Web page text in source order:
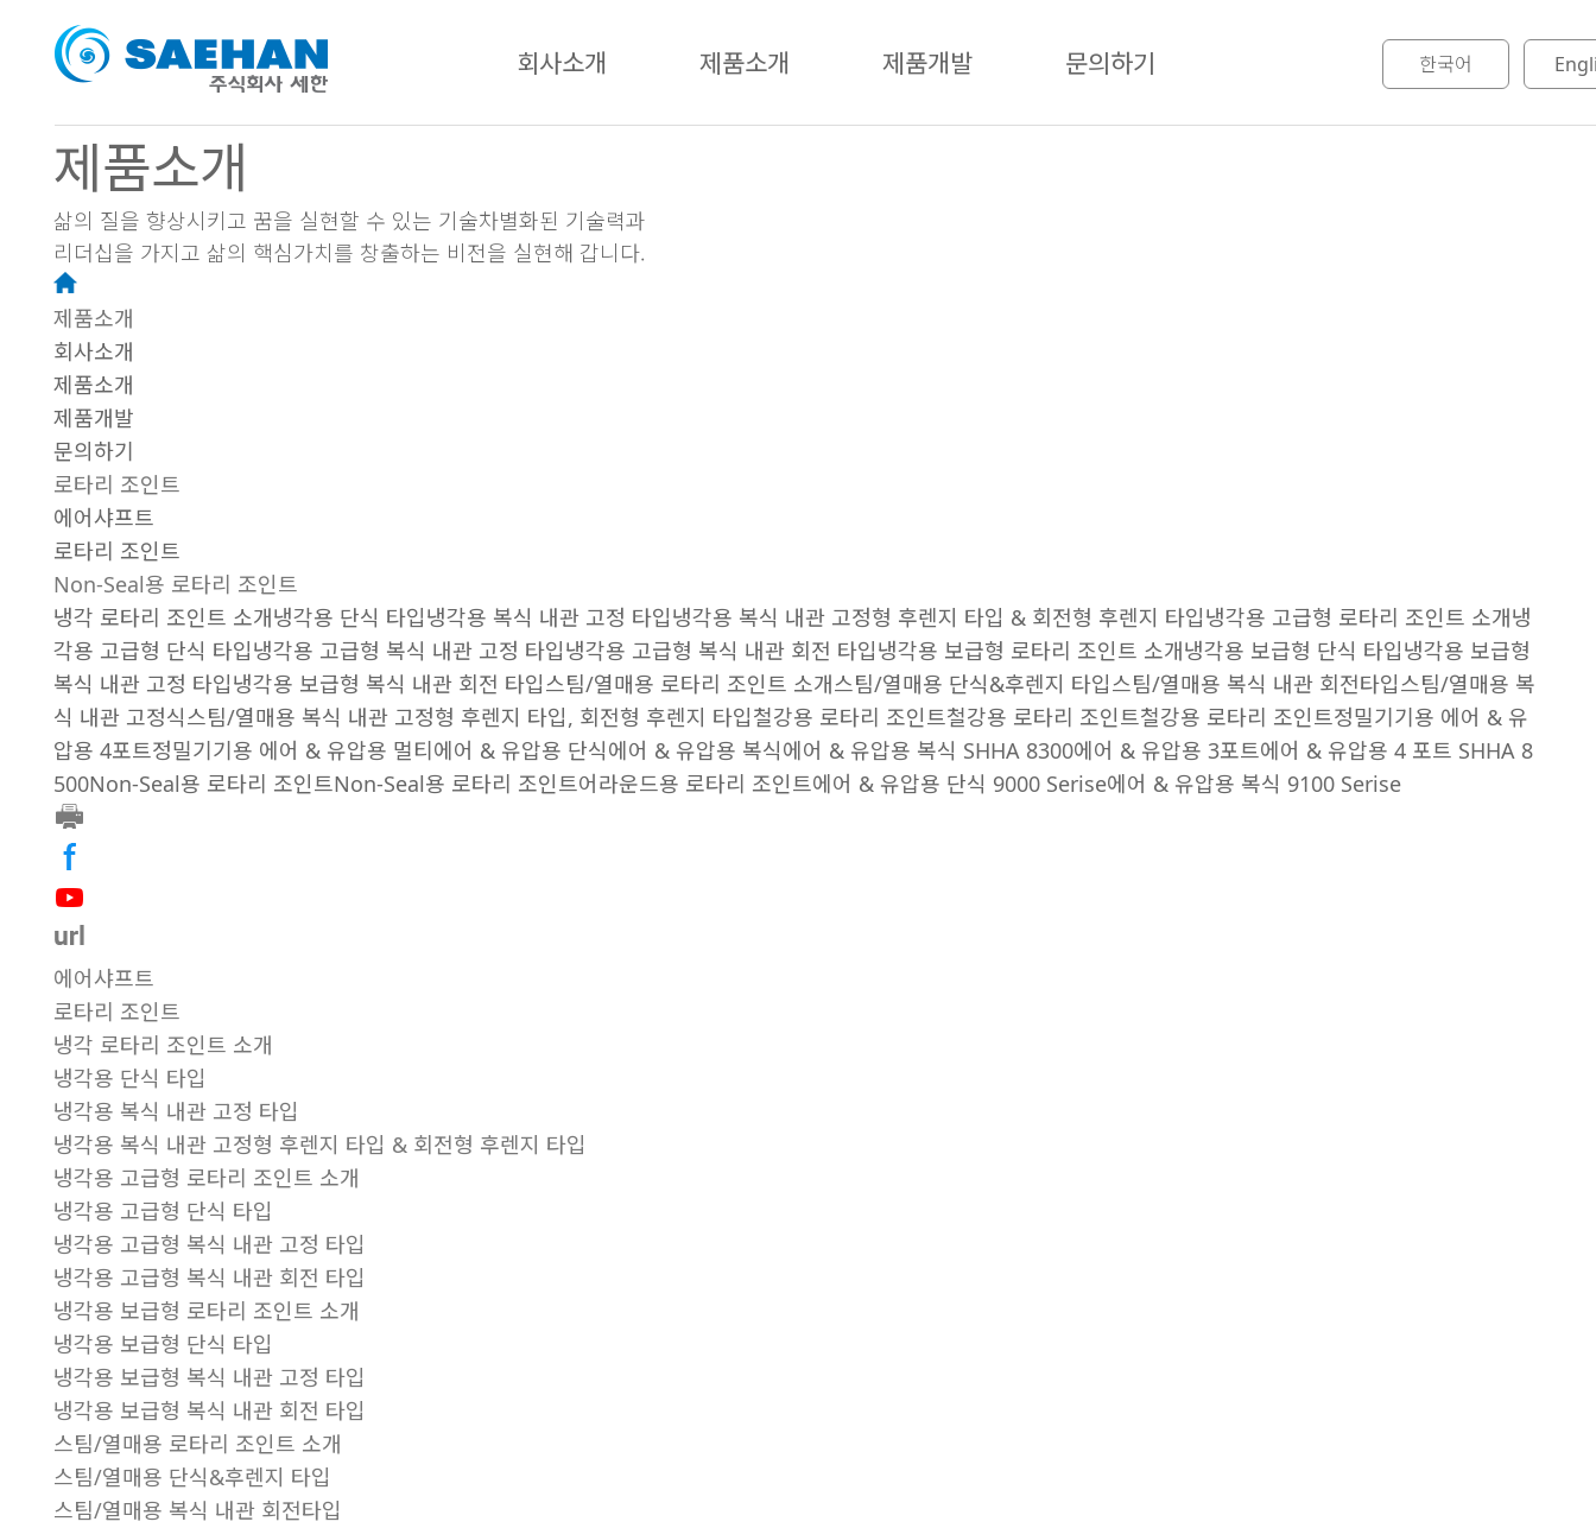
회사소개 제품소개 제품개발 문의하기 한국어
제품소개
삶의 질을 향상시키고 꿈을 실현할 수 있는 기술차별화된 기술력과
리더십을 가지고 삶의 핵심가치를 창출하는 비전을 실현해 갑니다.
제품소개
회사소개
제품소개
제품개발
문의하기
로타리 조인트
에어샤프트
로타리 조인트
Non-Seal용 로타리 조인트
냉각 로타리 조인트 소개냉각용 단식 타입냉각용 복식 내관 고정 타입냉각용 복식 내관 고정형 후렌지 타입 & 회전형 후렌지 타입냉각용 고급형 로타리 조인트 소개냉
각용 고급형 단식 타입냉각용 고급형 복식 내관 고정 타입냉각용 고급형 복식 내관 회전 타입냉각용 보급형 로타리 조인트 소개냉각용 보급형 단식 타입냉각용 보급형
복식 내관 고정 타입냉각용 보급형 복식 내관 회전 타입스팀/열매용 로타리 조인트 소개스팀/열매용 단식&후렌지 타입스팀/열매용 복식 내관 회전타입스팀/열매용 복
식 내관 고정식스팀/열매용 복식 내관 고정형 후렌지 타입, 회전형 후렌지 타입철강용 로타리 조인트철강용 로타리 조인트철강용 로타리 조인트정밀기기용 에어 & 유
압용 4포트정밀기기용 에어 & 유압용 멀티에어 & 유압용 단식에어 & 유압용 복식에어 & 유압용 복식 SHHA 8300에어 & 유압용 3포트에어 & 유압용 4 포트 SHHA 8
500Non-Seal용 로타리 조인트Non-Seal용 로타리 조인트어라운드용 로타리 조인트에어 & 유압용 단식 9000 Serise에어 & 유압용 복식 9100 Serise
에어샤프트
로타리 조인트
냉각 로타리 조인트 소개
냉각용 단식 타입
냉각용 복식 내관 고정 타입
냉각용 복식 내관 고정형 후렌지 타입 & 회전형 후렌지 타입
냉각용 고급형 로타리 조인트 소개
냉각용 고급형 단식 타입
냉각용 고급형 복식 내관 고정 타입
냉각용 고급형 복식 내관 회전 타입
냉각용 보급형 로타리 조인트 소개
냉각용 보급형 단식 타입
냉각용 보급형 복식 내관 고정 타입
냉각용 보급형 복식 내관 회전 타입
스팀/열매용 로타리 조인트 소개
스팀/열매용 단식&후렌지 타입
스팀/열매용 복식 내관 회전타입